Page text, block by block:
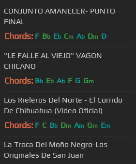
CONJUNTO AMANECER- PUNTO
FINAL
Chords: F Bb Eb Cm Ab Dm D
"LE FALLE AL VIEJO" VAGON
CHICANO
Chords: Bb Eb Ab F G Gm
Los Rieleros Del Norte - El Corrido
De Chihuahua (Video Oficial)
Chords: F C Bb Dm Am Gm Em
La Troca Del Moño Negro-Los
Originales De San Juan